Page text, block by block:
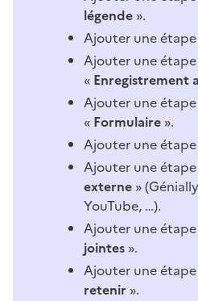
légende ».
Ajouter une étape
Ajouter une étape
« Enregistrement
Ajouter une étape
« Formulaire ».
Ajouter une étape
Ajouter une étape
externe »
YouTube, …).
Ajouter une étape
jointes ».
Ajouter une étape
retenir ».